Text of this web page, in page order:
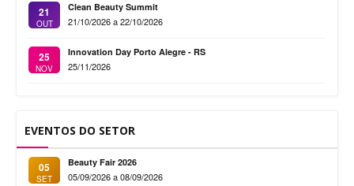
21
OUT
Clean Beauty Summit
21/10/2026 a 22/10/2026
25
NOV
Innovation Day Porto Alegre - RS
25/11/2026
EVENTOS DO SETOR
05
SET
Beauty Fair 2026
05/09/2026 a 08/09/2026